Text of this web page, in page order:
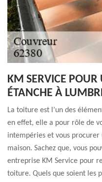
KM SERVICE POUR
ÉTANCHE À
La toiture est l’un des
en effet, elle a pour rôle de
intempéries et vous
maison. Sachez que, vous
entreprise KM Service pour
toiture. Quels que soient les